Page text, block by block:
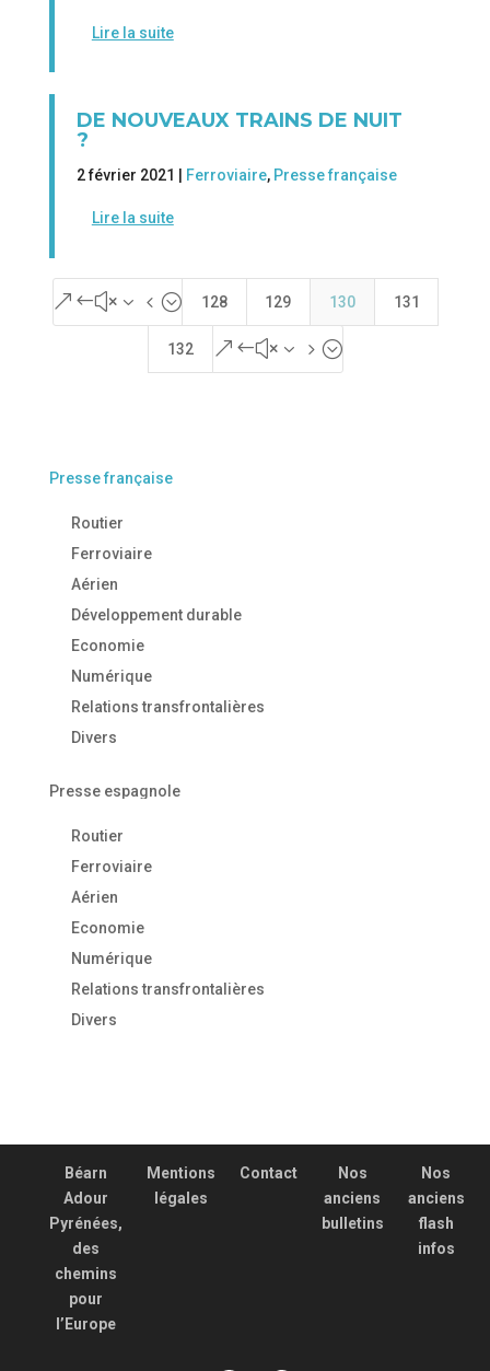
Lire la suite
DE NOUVEAUX TRAINS DE NUIT
?
2 février 2021 | Ferroviaire, Presse française
Lire la suite
&#x34; 128 129 130 131
132 &#x35;
Presse française
Routier
Ferroviaire
Aérien
Développement durable
Economie
Numérique
Relations transfrontalières
Divers
Presse espagnole
Routier
Ferroviaire
Aérien
Economie
Numérique
Relations transfrontalières
Divers
Béarn
Adour
Pyrénées,
des
chemins
pour
l’Europe
Mentions
légales
Contact
Nos
anciens
bulletins
Nos
anciens
flash
infos